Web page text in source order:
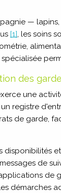
—
[1], les soins
des
une
registre
de garde,
disponibilités
de
de
démarches